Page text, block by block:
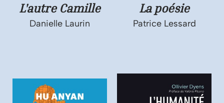
L'autre Camille
Danielle Laurin
La poésie
Patrice Lessard